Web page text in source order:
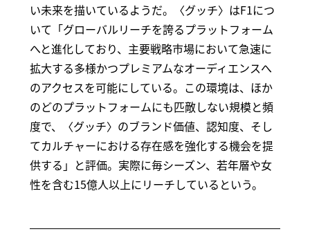
い未来を描いているようだ。〈グッチ〉はF1につ
いて「グローバルリーチを誇るプラットフォーム
へと進化しており、主要戦略市場において急速に
拡大する多様かつプレミアムなオーディエンスへ
のアクセスを可能にしている。この環境は、ほか
のどのプラットフォームにも匹敵しない規模と頻
度で、〈グッチ〉のブランド価値、認知度、そし
てカルチャーにおける存在感を強化する機会を提
供する」と評価。実際に毎シーズン、若年層や女
性を含む15億人以上にリーチしているという。